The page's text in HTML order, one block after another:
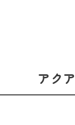
アクア